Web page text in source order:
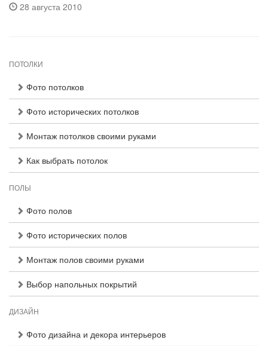
28 августа 2010
ПОТОЛКИ
Фото потолков
Фото исторических потолков
Монтаж потолков своими руками
Как выбрать потолок
ПОЛЫ
Фото полов
Фото исторических полов
Монтаж полов своими руками
Выбор напольных покрытий
ДИЗАЙН
Фото дизайна и декора интерьеров